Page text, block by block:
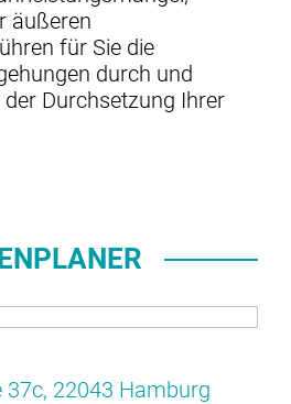
äußeren
für Sie die
durch und
Durchsetzung Ihrer
37c, 22043 Hamburg